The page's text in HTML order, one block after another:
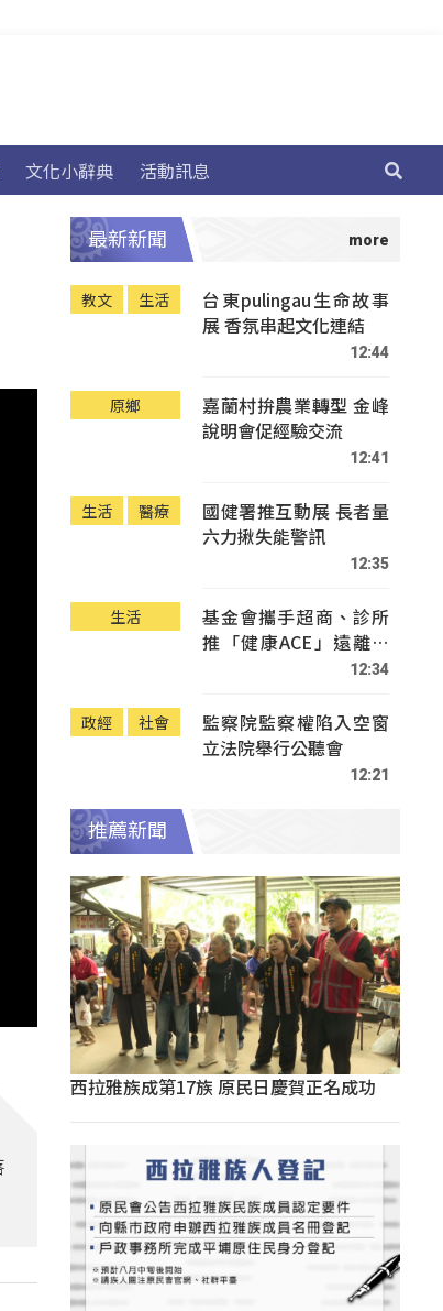
文化小辭典 活動訊息
最新新聞
教文 生活
台東pulingau生命故事
展 香氛串起文化連結
12:44
原鄉
嘉蘭村拚農業轉型 金峰
說明會促經驗交流
12:41
生活 醫療
國健署推互動展 長者量
六力揪失能警訊
12:35
生活
基金會攜手超商、診所
推「健康ACE」遠離疾
12:34
政經 社會
監察院監察權陷入空窗
立法院舉行公聽會
12:21
推薦新聞
西拉雅族成第17族 原民日慶賀正名成功